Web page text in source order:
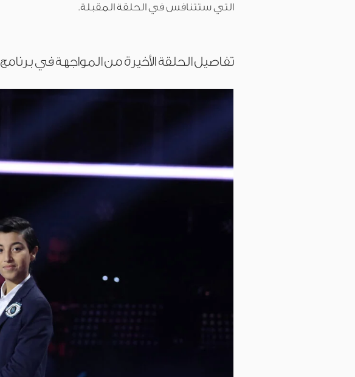
التي ستتنافس في الحلقة المقبلة.
تفاصيل الحلقة الأخيرة من المواجهة في برنامج